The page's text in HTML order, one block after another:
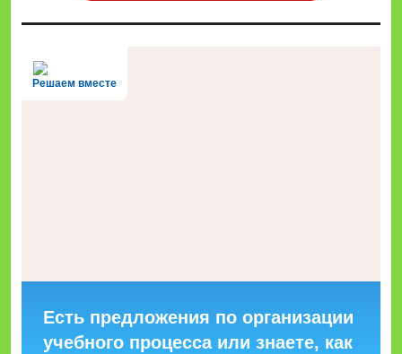
Решаем вместе
Есть предложения по организации
учебного процесса или знаете, как